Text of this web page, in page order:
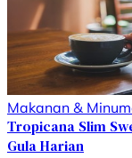
Makanan &
Tropicana Slim
Gula Harian